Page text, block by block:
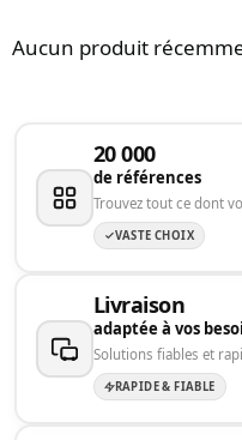
Aucun produit
20 000
de références
Trouvez tout ce dont
VASTE CHOIX
Livraison
adaptée à vos
Solutions fiables et
RAPIDE & FIABLE